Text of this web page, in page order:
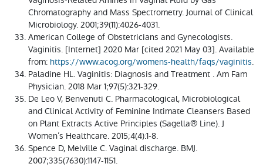
Chromatography and Mass Spectrometry. Journal of Clinical
Microbiology. 2001;39(11):4026-4031.
American College of Obstetricians and Gynecologists.
Vaginitis. [Internet] 2020 Mar [cited 2021 May 03]. Available
from: https://www.acog.org/womens-health/faqs/vaginitis.
Paladine HL. Vaginitis: Diagnosis and Treatment . Am Fam
Physician. 2018 Mar 1;97(5):321-329.
De Leo V, Benvenuti C. Pharmacological, Microbiological
and Clinical Activity of Feminine Intimate Cleansers Based
on Plant Extracts Active Principles (Sagella® Line). J
Women’s Healthcare. 2015;4(4):1-8.
Spence D, Melville C. Vaginal discharge. BMJ.
2007;335(7630):1147-1151.